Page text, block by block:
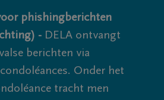
phishingberichten
- DELA ontvangt
berichten via
Onder het
tracht men